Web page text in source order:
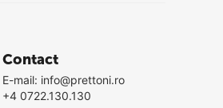
Contact
E-mail: info@prettoni.ro
+4 0722.130.130